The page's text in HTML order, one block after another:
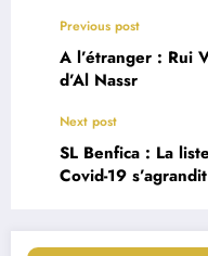
Previous post
A l’étranger : Rui
d’Al Nassr
Next post
SL Benfica : La
Covid-19 s’agrandit